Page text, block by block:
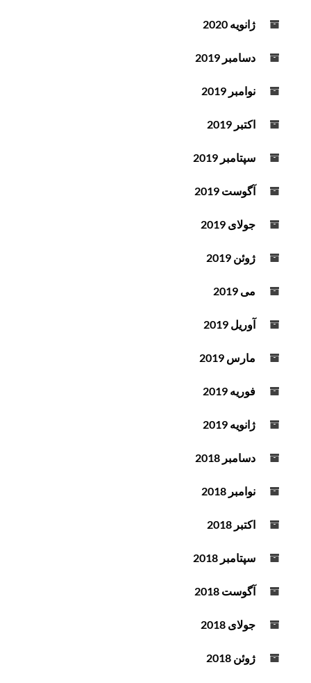
ژانویه 2020
دسامبر 2019
نوامبر 2019
اکتبر 2019
سپتامبر 2019
آگوست 2019
جولای 2019
ژوئن 2019
می 2019
آوریل 2019
مارس 2019
فوریه 2019
ژانویه 2019
دسامبر 2018
نوامبر 2018
اکتبر 2018
سپتامبر 2018
آگوست 2018
جولای 2018
ژوئن 2018